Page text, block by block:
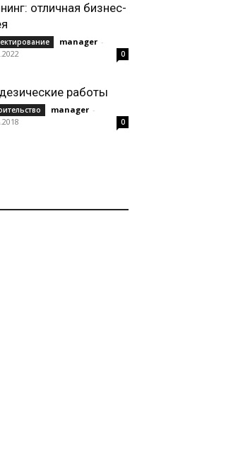
отличная бизнес-
manager -
0
работы
manager -
0